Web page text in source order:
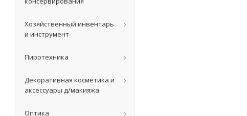
Хозяйственный инвентарь
и инструмент
Пиротехника
Декоративная косметика и
аксессуары д/макияжа
Оптика